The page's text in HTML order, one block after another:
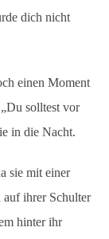
dich nicht
einen Moment
solltest vor
in die Nacht.
sie mit einer
ihrer Schulter
hinter ihr